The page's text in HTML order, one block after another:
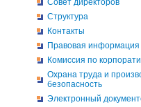
Совет директоров
Структура
Контакты
Правовая информация
Комиссия по
Охрана труда и
безопасность
Электронный